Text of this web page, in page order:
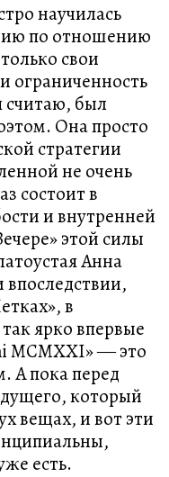
научилась
по отношению
свои
ограниченность
считаю, был
Она просто
стратегии
не очень
состоит в
и внутренней
этой силы
Анна
впоследствии,
в
ярко впервые
MCMXXI» ― это
А пока перед
который
вещах, и вот эти
есть.